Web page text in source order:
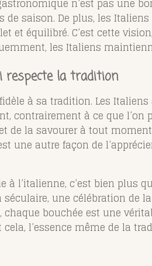
n’est pas une
saison. De plus, les
et équilibré. C’est cette
les Italiens
respecte la tradition
à sa tradition. Les
contrairement à ce que
de la savourer à tout
une autre façon de
l’italienne, c’est bien plus
une célébration de
bouchée est une
l’essence même de la